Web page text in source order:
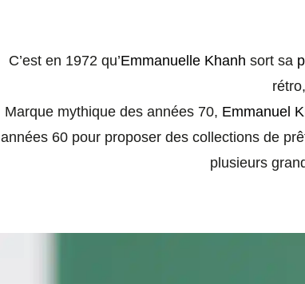
C’est en 1972 qu’Emmanuelle Khanh sort sa
Marque mythique des années 70, Emmanuel
années 60 pour proposer des collections de
plusieurs